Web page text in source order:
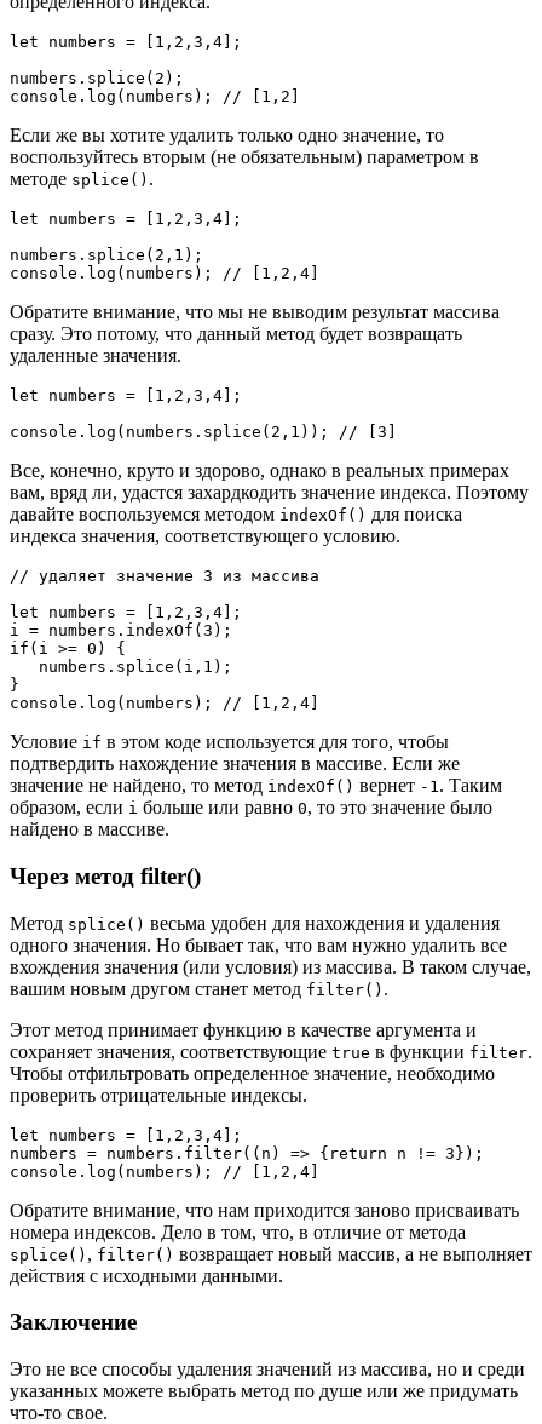
let numbers = [1,2,3,4];
numbers.splice(2);
console.log(numbers); // [1,2]
Если же вы хотите удалить только одно значение, то
воспользуйтесь вторым (не обязательным) параметром в
методе splice() .
let numbers = [1,2,3,4];
numbers.splice(2,1);
console.log(numbers); // [1,2,4]
Обратите внимание, что мы не выводим результат массива
сразу. Это потому, что данный метод будет возвращать
удаленные значения.
let numbers = [1,2,3,4];
console.log(numbers.splice(2,1)); // [3]
Все, конечно, круто и здорово, однако в реальных примерах
вам, вряд ли, удастся захардкодить значение индекса. Поэтому
давайте воспользуемся методом indexOf() для поиска
индекса значения, соответствующего условию.
// удаляет значение 3 из массива
let numbers = [1,2,3,4];
i = numbers.indexOf(3);
if(i >= 0) {
}
console.log(numbers); // [1,2,4]
Условие if в этом коде используется для того, чтобы
подтвердить нахождение значения в массиве. Если же
значение не найдено, то метод indexOf() вернет -1. Таким
образом, если i больше или равно 0, то это значение было
найдено в массиве.
Через метод filter()
Метод splice() весьма удобен для нахождения и удаления
одного значения. Но бывает так, что вам нужно удалить все
вхождения значения (или условия) из массива. В таком случае,
вашим новым другом станет метод filter() .
Этот метод принимает функцию в качестве аргумента и
сохраняет значения, соответствующие true в функции filter.
Чтобы отфильтровать определенное значение, необходимо
проверить отрицательные индексы.
let numbers = [1,2,3,4];
numbers = numbers.filter((n) => {return n != 3});
console.log(numbers); // [1,2,4]
Обратите внимание, что нам приходится заново присваивать
номера индексов. Дело в том, что, в отличие от метода
splice() , filter() возвращает новый массив, а не выполняет
действия с исходными данными.
Заключение
Это не все способы удаления значений из массива, но и среди
указанных можете выбрать метод по душе или же придумать
что-то свое.